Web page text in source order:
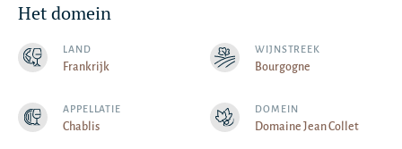
Het domein
LAND
Frankrijk
WIJNSTREEK
Bourgogne
APPELLATIE
Chablis
DOMEIN
Domaine Jean Collet